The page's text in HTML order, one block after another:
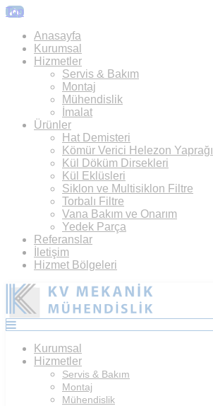
Top
Anasayfa
Kurumsal
Hizmetler
Servis & Bakım
Montaj
Mühendislik
İmalat
Ürünler
Hat Demisteri
Kömür Verici Helezon Yaprağı
Kül Döküm Dirsekleri
Kül Eklüsleri
Siklon ve Multisiklon Filtre
Torbalı Filtre
Vana Bakım ve Onarım
Yedek Parça
Referanslar
İletişim
Hizmet Bölgeleri
Kurumsal
Hizmetler
Servis & Bakım
Montaj
Mühendislik